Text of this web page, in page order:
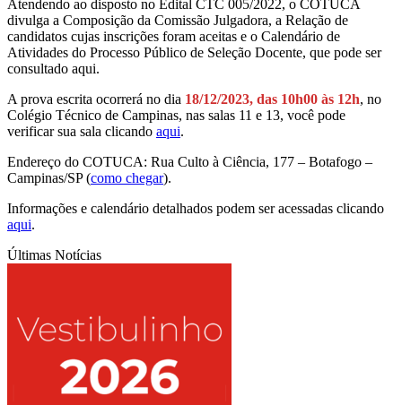
Atendendo ao disposto no Edital CTC 005/2022, o COTUCA
divulga a Composição da Comissão Julgadora, a Relação de
candidatos cujas inscrições foram aceitas e o Calendário de
Atividades do Processo Público de Seleção Docente, que pode ser
consultado aqui.
A prova escrita ocorrerá no dia 18/12/2023, das 10h00 às 12h, no
Colégio Técnico de Campinas, nas salas 11 e 13, você pode
verificar sua sala clicando aqui.
Endereço do COTUCA: Rua Culto à Ciência, 177 – Botafogo –
Campinas/SP (como chegar).
Informações e calendário detalhados podem ser acessadas clicando
aqui.
Últimas Notícias